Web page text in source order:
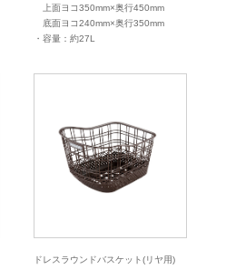
上面ヨコ350mm×奥行450mm
底面ヨコ240mm×奥行350mm
・容量：約27L
ドレスラウンドバスケット(リヤ用)